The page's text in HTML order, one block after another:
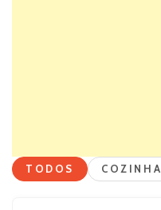
TODOS COZINHA